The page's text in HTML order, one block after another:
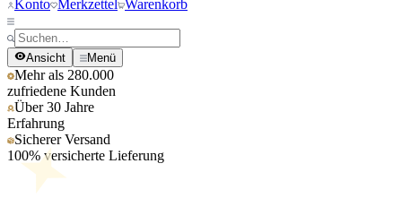
Konto Merkzettel Warenkorb
Ansicht Menü
Mehr als 280.000
zufriedene Kunden
Über 30 Jahre
Erfahrung
Sicherer Versand
100% versicherte Lieferung